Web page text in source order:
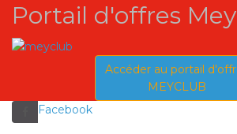
Portail d'offres
Accéder au portail
MEYCLUB
Facebook